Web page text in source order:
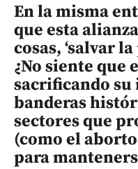
En la misma
que esta
cosas, ‘salvar
¿No siente que
sacrificando su
banderas
sectores que
(como el
para